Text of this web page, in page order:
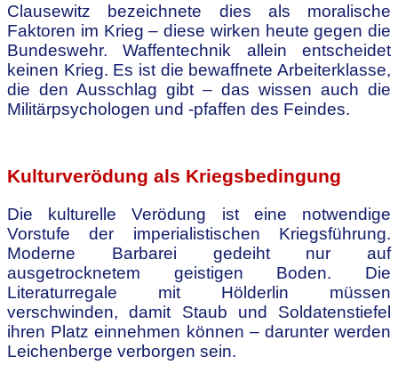
Clausewitz bezeichnete dies als moralische
Faktoren im Krieg – diese wirken heute gegen die
Bundeswehr. Waffentechnik allein entscheidet
keinen Krieg. Es ist die bewaffnete Arbeiterklasse,
die den Ausschlag gibt – das wissen auch die
Militärpsychologen und -pfaffen des Feindes.
Kulturverödung als Kriegsbedingung
Die kulturelle Verödung ist eine notwendige
Vorstufe der imperialistischen Kriegsführung.
Moderne Barbarei gedeiht nur auf
ausgetrocknetem geistigen Boden. Die
Literaturregale mit Hölderlin müssen
verschwinden, damit Staub und Soldatenstiefel
ihren Platz einnehmen können – darunter werden
Leichenberge verborgen sein.